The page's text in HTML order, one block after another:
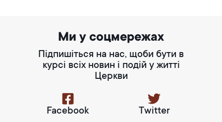
Ми у соцмережах
Підпишіться на нас, щоби бути в
курсі всіх новин і подій у житті
Церкви
Facebook Twitter